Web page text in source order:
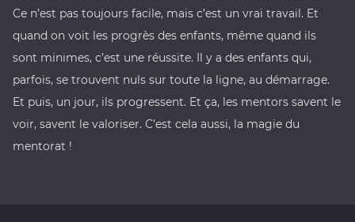
Ce n’est pas toujours facile, mais c’est un vrai travail. Et
quand on voit les progrès des enfants, même quand ils
sont minimes, c’est une réussite. Il y a des enfants qui,
parfois, se trouvent nuls sur toute la ligne, au démarrage.
Et puis, un jour, ils progressent. Et ça, les mentors savent le
voir, savent le valoriser. C’est cela aussi, la magie du
mentorat !